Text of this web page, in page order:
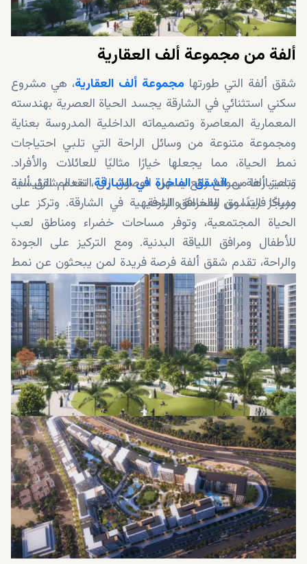
ألفة من مجموعة ألف العقارية
شقق ألفة التي طورتها مجموعة ألف العقارية، هي مشروع
سكني استثنائي في الشارقة يجسد الحياة العصرية بهندسته
المعمارية المعاصرة وتصميماته الداخلية المدروسة بعناية
ومجموعة متنوعة من وسائل الراحة التي تلبي احتياجات
نمط الحياة، مما يجعلها خيارًا مثاليًا للعائلات والأفراد.
وباعتبارها منالشقق الفاخرة في الشارقة، تقدم شقق ألفة
مزيجًا فريدًا من الفخامة والراحة.
تتميز ألفة بموقع رائع يسهل الوصول إلى المعالم الرئيسية
ومراكز التسوق والمرافق الترفيهية في الشارقة. وتركز على
الحياة المجتمعية، وتوفر مساحات خضراء ومناطق لعب
للأطفال ومرافق اللياقة البدنية. ومع التركيز على الجودة
والراحة، تقدم شقق ألفة فرصة فريدة لمن يبحثون عن نمط
حياة نابض بالحياة ومُرضي، وخاصة للمهتمينبالعقارات
المعروضة للبيع في مويلح، في قلب الشارقة.